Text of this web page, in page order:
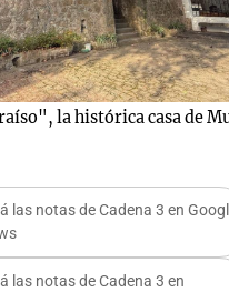
la histórica casa de
las notas de Cadena 3 en
las notas de Cadena 3 en